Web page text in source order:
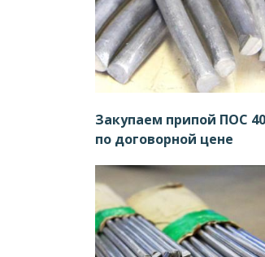
Закупаем припой ПОС 40
по договорной цене